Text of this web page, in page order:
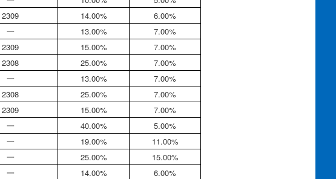
2309
14.00% 6.00%
一 13.00%
7.00%
2309
15.00%
7.00%
2308
25.00% 7.00%
一 13.00%
7.00%
2308
25.00%
7.00%
2309
15.00%
7.00%
一 40.00%
5.00%
一 19.00%
11.00%
一 25.00% 15.00%
一 14.00%
6.00%